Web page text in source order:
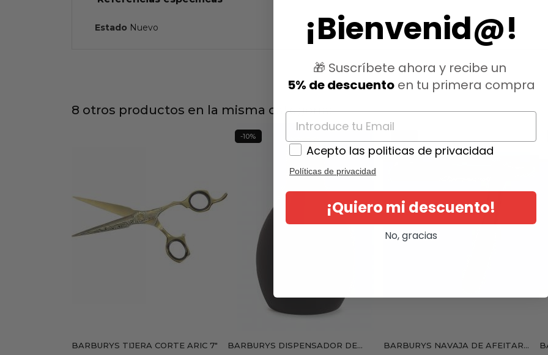
Estado Nuevo
8 otros productos en la misma categoría:
BARBURYS TIJERA CORTE ARIC 7" BARBURYS DISPENSADOR DE...
-10%
BARBURYS NAVAJA DE AFEITAR...
¡Bienvenid@!
🎁 Suscríbete ahora y recibe un
5% de descuentoen tu primera compra
Acepto las politicas de privacidad
Políticas de privacidad
¡Quiero mi descuento!
No, gracias